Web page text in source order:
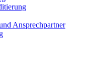
Ansprechpartner